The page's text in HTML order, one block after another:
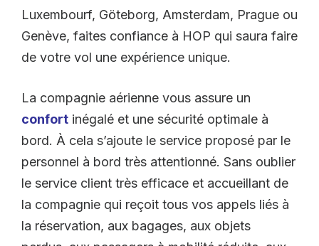
Luxembourf, Göteborg, Amsterdam, Prague ou
Genève, faites confiance à HOP qui saura faire
de votre vol une expérience unique.
La compagnie aérienne vous assure un
confort inégalé et une sécurité optimale à
bord. À cela s’ajoute le service proposé par le
personnel à bord très attentionné. Sans oublier
le service client très efficace et accueillant de
la compagnie qui reçoit tous vos appels liés à
la réservation, aux bagages, aux objets